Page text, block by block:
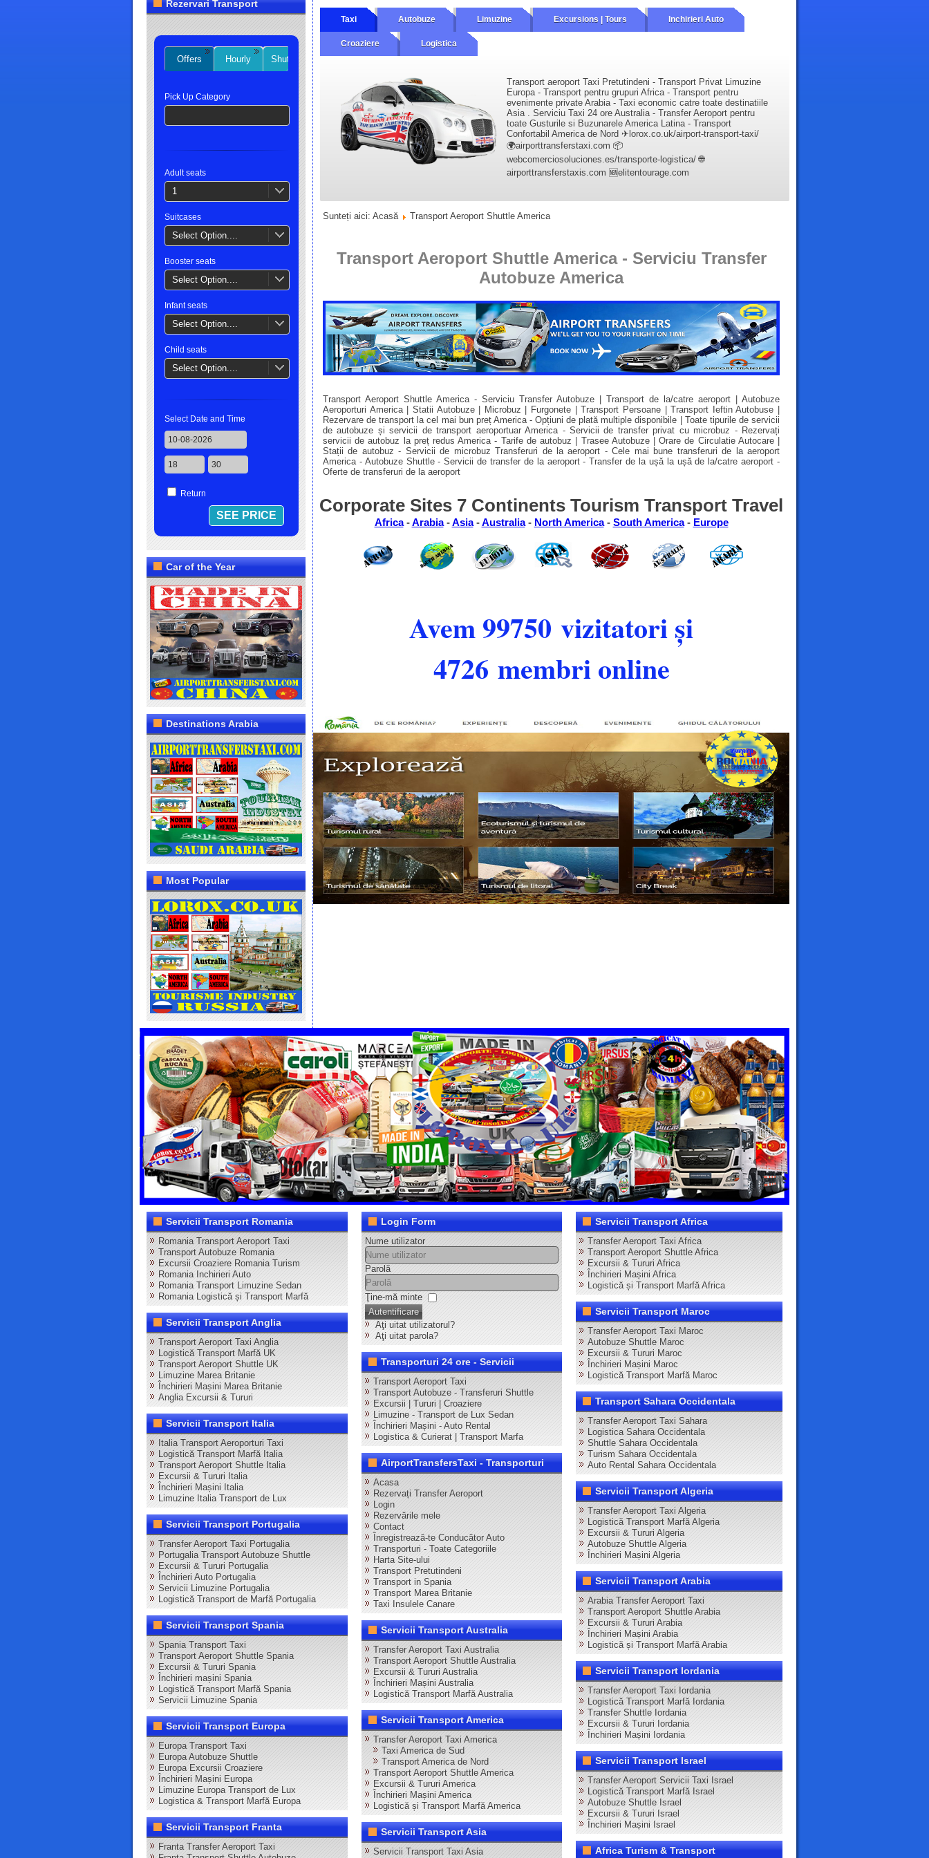
Rezervari Transport
Offers Hourly Shuttles
Pick Up Category
Adult seats
1
Suitcases
Select Option....
Booster seats
Select Option....
Infant seats
Select Option....
Child seats
Select Option....
Select Date and Time
Return
Car of the Year
Destinations Arabia
Most Popular
Taxi Autobuze Limuzine Excursions | Tours Inchirieri Auto
Croaziere Logistica
Transport aeroport Taxi Pretutindeni - Transport Privat Limuzine
Europa - Transport pentru grupuri Africa - Transport pentru
evenimente private Arabia - Taxi economic catre toate destinatiile
Asia . Serviciu Taxi 24 ore Australia - Transfer Aeroport pentru
toate Gusturile si Buzunarele America Latina - Transport
Confortabil America de Nord ✈lorox.co.uk/airport-transport-taxi/
🌍airporttransferstaxi.com 📦
webcomerciosoluciones.es/transporte-logistica/ 🌐
airporttransferstaxis.com 🆕elitentourage.com
Sunteți aici: Acasă Transport Aeroport Shuttle America
Transport Aeroport Shuttle America - Serviciu Transfer
Autobuze America
Transport Aeroport Shuttle America - Serviciu Transfer Autobuze | Transport de la/catre aeroport | Autobuze
Aeroporturi America | Statii Autobuze | Microbuz | Furgonete | Transport Persoane | Transport Ieftin Autobuse |
Rezervare de transport la cel mai bun preț America - Opțiuni de plată multiple disponibile | Toate tipurile de servicii
de autobuze și servicii de transport aeroportuar America - Servicii de transfer privat cu microbuz - Rezervați
servicii de autobuz la preț redus America - Tarife de autobuz | Trasee Autobuze | Orare de Circulatie Autocare |
Stații de autobuz - Servicii de microbuz Transferuri de la aeroport - Cele mai bune transferuri de la aeroport
America - Autobuze Shuttle - Servicii de transfer de la aeroport - Transfer de la ușă la ușă de la/catre aeroport -
Oferte de transferuri de la aeroport
Corporate Sites 7 Continents Tourism Transport Travel
Africa-Arabia-Asia-Australia- North America- South America- Europe
Avem 99750 vizitatori și
4726 membri online
Servicii Transport Romania
Romania Transport Aeroport Taxi
Transport Autobuze Romania
Excursii Croaziere Romania Turism
Romania Inchirieri Auto
Romania Transport Limuzine Sedan
Romania Logistică și Transport Marfă
Servicii Transport Anglia
Transport Aeroport Taxi Anglia
Logistică Transport Marfă UK
Transport Aeroport Shuttle UK
Limuzine Marea Britanie
Închirieri Mașini Marea Britanie
Anglia Excursii & Tururi
Servicii Transport Italia
Italia Transport Aeroporturi Taxi
Logistică Transport Marfă Italia
Transport Aeroport Shuttle Italia
Excursii & Tururi Italia
Închirieri Mașini Italia
Limuzine Italia Transport de Lux
Servicii Transport Portugalia
Transfer Aeroport Taxi Portugalia
Portugalia Transport Autobuze Shuttle
Excursii & Tururi Portugalia
Închirieri Auto Portugalia
Servicii Limuzine Portugalia
Logistică Transport de Marfă Portugalia
Servicii Transport Spania
Spania Transport Taxi
Transport Aeroport Shuttle Spania
Excursii & Tururi Spania
Închirieri mașini Spania
Logistică Transport Marfă Spania
Servicii Limuzine Spania
Servicii Transport Europa
Europa Transport Taxi
Europa Autobuze Shuttle
Europa Excursii Croaziere
Închirieri Mașini Europa
Limuzine Europa Transport de Lux
Logistica & Transport Marfă Europa
Servicii Transport Franta
Franta Transfer Aeroport Taxi
Login Form
Nume utilizator
Parolă
Ţine-mă minte
Autentificare
Aţi uitat utilizatorul?
Aţi uitat parola?
Transporturi 24 ore - Servicii
Transport Aeroport Taxi
Transport Autobuze - Transferuri Shuttle
Excursii | Tururi | Croaziere
Limuzine - Transport de Lux Sedan
Închirieri Mașini - Auto Rental
Logistica & Curierat | Transport Marfa
AirportTransfersTaxi - Transporturi
Acasa
Rezervați Transfer Aeroport
Login
Rezervările mele
Contact
Înregistrează-te Conducător Auto
Transporturi - Toate Categoriile
Harta Site-ului
Transport Pretutindeni
Transport in Spania
Transport Marea Britanie
Taxi Insulele Canare
Servicii Transport Australia
Transfer Aeroport Taxi Australia
Transport Aeroport Shuttle Australia
Excursii & Tururi Australia
Închirieri Mașini Australia
Logistică Transport Marfă Australia
Servicii Transport America
Transfer Aeroport Taxi America
Taxi America de Sud
Transport America de Nord
Transport Aeroport Shuttle America
Excursii & Tururi America
Închirieri Mașini America
Logistică și Transport Marfă America
Servicii Transport Asia
Servicii Transport Taxi Asia
Servicii Transport Africa
Transfer Aeroport Taxi Africa
Transport Aeroport Shuttle Africa
Excursii & Tururi Africa
Închirieri Mașini Africa
Logistică și Transport Marfă Africa
Servicii Transport Maroc
Transfer Aeroport Taxi Maroc
Autobuze Shuttle Maroc
Excursii & Tururi Maroc
Închirieri Mașini Maroc
Logistică Transport Marfă Maroc
Transport Sahara Occidentala
Transfer Aeroport Taxi Sahara
Logistica Sahara Occidentala
Shuttle Sahara Occidentala
Turism Sahara Occidentala
Auto Rental Sahara Occidentala
Servicii Transport Algeria
Transfer Aeroport Taxi Algeria
Logistică Transport Marfă Algeria
Excursii & Tururi Algeria
Autobuze Shuttle Algeria
Închirieri Mașini Algeria
Servicii Transport Arabia
Arabia Transfer Aeroport Taxi
Transport Aeroport Shuttle Arabia
Excursii & Tururi Arabia
Închirieri Mașini Arabia
Logistică și Transport Marfă Arabia
Servicii Transport Iordania
Transfer Aeroport Taxi Iordania
Logistică Transport Marfă Iordania
Transfer Shuttle Iordania
Excursii & Tururi Iordania
Închirieri Mașini Iordania
Servicii Transport Israel
Transfer Aeroport Servicii Taxi Israel
Logistică Transport Marfă Israel
Autobuze Shuttle Israel
Excursii & Tururi Israel
Închirieri Mașini Israel
Africa Turism & Transport